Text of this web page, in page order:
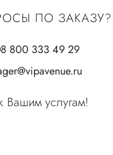
ПО ЗАКАЗУ?
8 800 333 49 29
Вашим услугам!